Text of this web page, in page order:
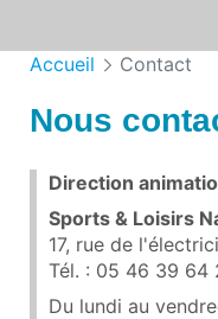
Accueil Contact
Nous
Direction
Sports & Loisirs
17, rue de
Tél. : 05 46 39 64
Du lundi au